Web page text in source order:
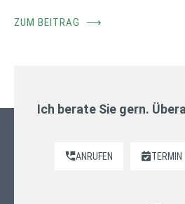
ZUM BEITRAG ⟶
Ich berate Sie gern.
ANRUFEN TERMIN